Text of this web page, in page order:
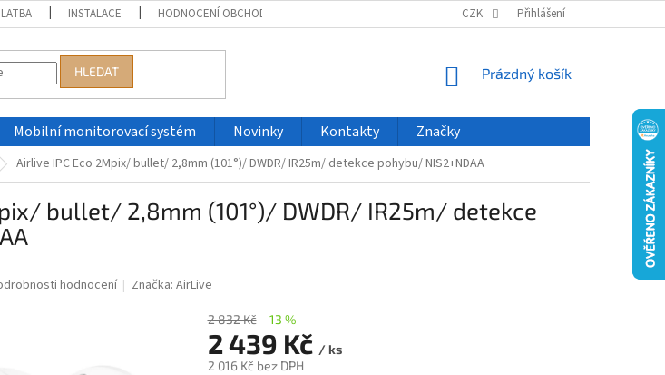
INSTALACE HODNOCENÍ OBCHODU VELKOOBCHOD ČASTO KLADENÉ DOTAZY
CZK Přihlášení
HLEDAT
NÁKUPNÍ
Prázdný košík
Mobilní monitorovací systém Novinky Kontakty Značky
Airlive IPC Eco 2Mpix/ bullet/ 2,8mm (101°)/ DWDR/ IR25m/ detekce pohybu/ NIS2+NDAA
bullet/ 2,8mm (101°)/ DWDR/ IR25m/ detekce
hodnocení Značka:AirLive
2 832 Kč –13 %
2 439 Kč / ks
2 016 Kč bez DPH